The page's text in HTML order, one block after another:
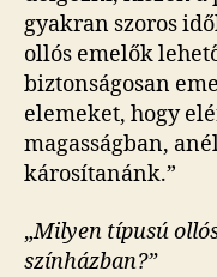
gyakran szoros
ollós emelők
biztonságosan
elemeket, hogy
magasságban,
károsítanánk.”
„Milyen típusú
színházban?”